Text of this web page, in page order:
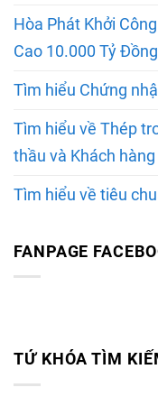
Hòa Phát Khởi
Cao 10.000 Tỷ
Tìm hiểu Chứng
Tìm hiểu về Thép
thầu và Khách
Tìm hiểu về tiêu
FANPAGE
TỨ KHÓA TÌM